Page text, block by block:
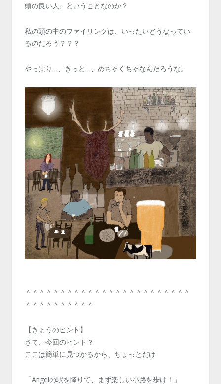
頭の良い人、ということなのか？
私の頭の中のファイリングは、いったいどうなってい
るのだろう？？？
やっぱり…、きっと…、めちゃくちゃなんだろうな。
＾＾＾＾＾＾＾＾＾＾＾＾＾＾＾＾＾＾＾＾＾＾＾＾
＾＾＾＾＾＾＾＾＾＾
【きょうのヒント】
さて、今回のヒント？
ここは簡単に見つかるから、ちょっとだけ
「Angelの駅を降りて、まず楽しい小路を歩け！」